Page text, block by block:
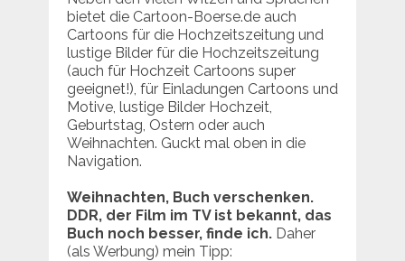
bietet die Cartoon-Boerse.de auch
Cartoons für die Hochzeitszeitung und
lustige Bilder für die Hochzeitszeitung
(auch für Hochzeit Cartoons super
geeignet!), für Einladungen Cartoons und
Motive, lustige Bilder Hochzeit,
Geburtstag, Ostern oder auch
Weihnachten. Guckt mal oben in die
Navigation.
Weihnachten, Buch verschenken.
DDR, der Film im TV ist bekannt, das
Buch noch besser, finde ich.Daher
(als Werbung) mein Tipp: